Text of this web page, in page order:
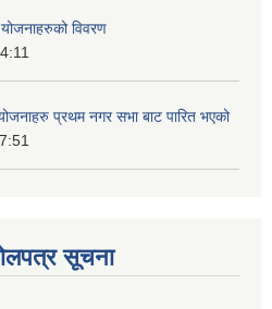
विवरण
प्रथम नगर सभा बाट पारित भएको
सूचना